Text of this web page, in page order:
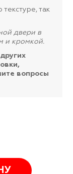
так
двери в
и кромкой.
вопросы